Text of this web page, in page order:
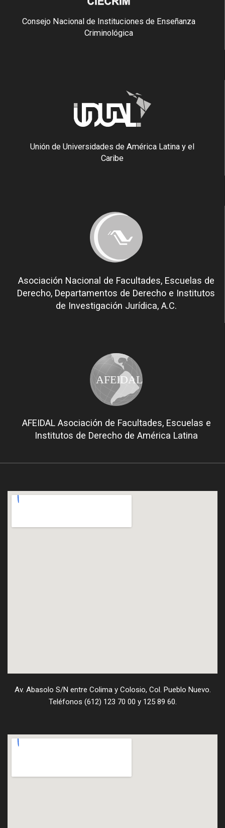
Consejo Nacional de Instituciones de Enseñanza
Criminológica
Unión de Universidades de América Latina y el
Caribe
Asociación Nacional de Facultades, Escuelas de
Derecho, Departamentos de Derecho e Institutos
de Investigación Jurídica, A.C.
AFEIDAL
AFEIDAL Asociación de Facultades, Escuelas e
Institutos de Derecho de América Latina
Av. Abasolo S/N entre Colima y Colosio, Col. Pueblo Nuevo.
Teléfonos (612) 123 70 00 y 125 89 60.